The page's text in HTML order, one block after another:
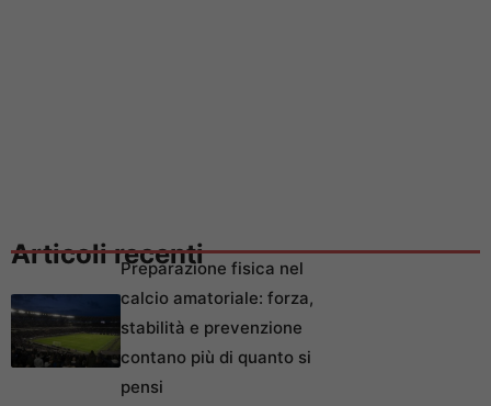
Articoli recentiPreparazione fisica nel
calcio amatoriale: forza,
stabilità e prevenzione
contano più di quanto si
pensi